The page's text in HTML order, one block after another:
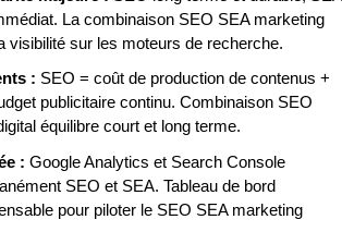
La combinaison SEO SEA marketing
visibilité sur les moteurs de recherche.
: SEO = coût de production de contenus +
publicitaire continu. Combinaison SEO
équilibre court et long terme.
: Google Analytics et Search Console
SEO et SEA. Tableau de bord
pour piloter le SEO SEA marketing